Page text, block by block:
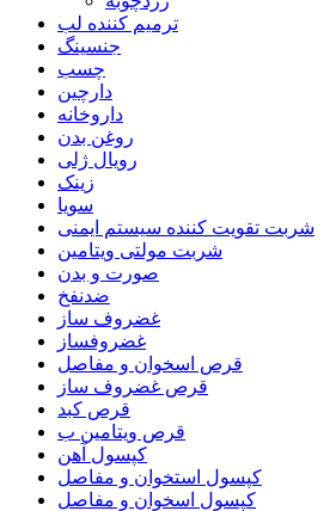
ترمیم کننده لب
جنسینگ
چسب
دارچین
داروخانه
روغن بدن
رویال ژلی
زینک
سویا
شربت تقویت کننده سیستم ایمنی
شربت مولتی ویتامین
صورت و بدن
ضدنفخ
غضروف ساز
غضروفساز
قرص اسخوان و مفاصل
قرص غضروف ساز
قرص کبد
قرص ویتامین ب
کپسول آهن
کپسول استخوان و مفاصل
کپسول اسخوان و مفاصل